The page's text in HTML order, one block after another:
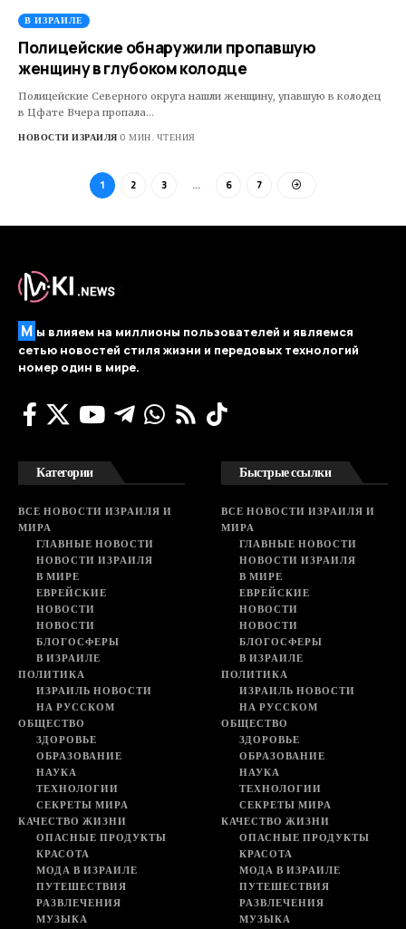
В ИЗРАИЛЕ
Полицейские обнаружили пропавшую
женщину в глубоком колодце
Полицейские Северного округа нашли женщину, упавшую в колодец
в Цфате Вчера пропала…
НОВОСТИ ИЗРАИЛЯ 0 МИН. ЧТЕНИЯ
1 2 3 … 6 7
М ы влияем на миллионы пользователей и являемся
сетью новостей стиля жизни и передовых технологий
номер один в мире.
Категории
ВСЕ НОВОСТИ ИЗРАИЛЯ И
МИРА
ГЛАВНЫЕ НОВОСТИ
НОВОСТИ ИЗРАИЛЯ
В МИРЕ
ЕВРЕЙСКИЕ
НОВОСТИ
НОВОСТИ
БЛОГОСФЕРЫ
В ИЗРАИЛЕ
ПОЛИТИКА
ИЗРАИЛЬ НОВОСТИ
НА РУССКОМ
ОБЩЕСТВО
ЗДОРОВЬЕ
ОБРАЗОВАНИЕ
НАУКА
ТЕХНОЛОГИИ
СЕКРЕТЫ МИРА
КАЧЕСТВО ЖИЗНИ
ОПАСНЫЕ ПРОДУКТЫ
КРАСОТА
МОДА В ИЗРАИЛЕ
ПУТЕШЕСТВИЯ
РАЗВЛЕЧЕНИЯ
МУЗЫКА
Быстрые ссылки
ВСЕ НОВОСТИ ИЗРАИЛЯ И
МИРА
ГЛАВНЫЕ НОВОСТИ
НОВОСТИ ИЗРАИЛЯ
В МИРЕ
ЕВРЕЙСКИЕ
НОВОСТИ
НОВОСТИ
БЛОГОСФЕРЫ
В ИЗРАИЛЕ
ПОЛИТИКА
ИЗРАИЛЬ НОВОСТИ
НА РУССКОМ
ОБЩЕСТВО
ЗДОРОВЬЕ
ОБРАЗОВАНИЕ
НАУКА
ТЕХНОЛОГИИ
СЕКРЕТЫ МИРА
КАЧЕСТВО ЖИЗНИ
ОПАСНЫЕ ПРОДУКТЫ
КРАСОТА
МОДА В ИЗРАИЛЕ
ПУТЕШЕСТВИЯ
РАЗВЛЕЧЕНИЯ
МУЗЫКА